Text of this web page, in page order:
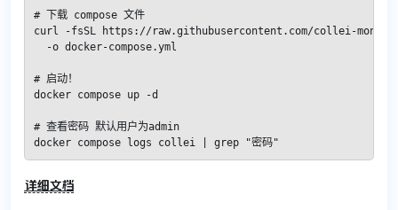
# 下载 compose 文件
curl -fsSL https://raw.githubusercontent.com/collei-
  -o docker-compose.yml
# 启动！
docker compose up -d
# 查看密码 默认用户为admin
docker compose logs collei | grep "密码"
详细文档